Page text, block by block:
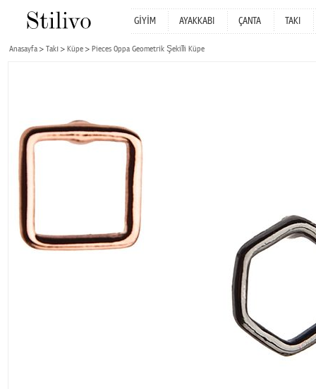
GİYİM AYAKKABI ÇANTA TAKI
Anasayfa Takı Küpe Pieces Oppa Geometrik Şekilli Küpe